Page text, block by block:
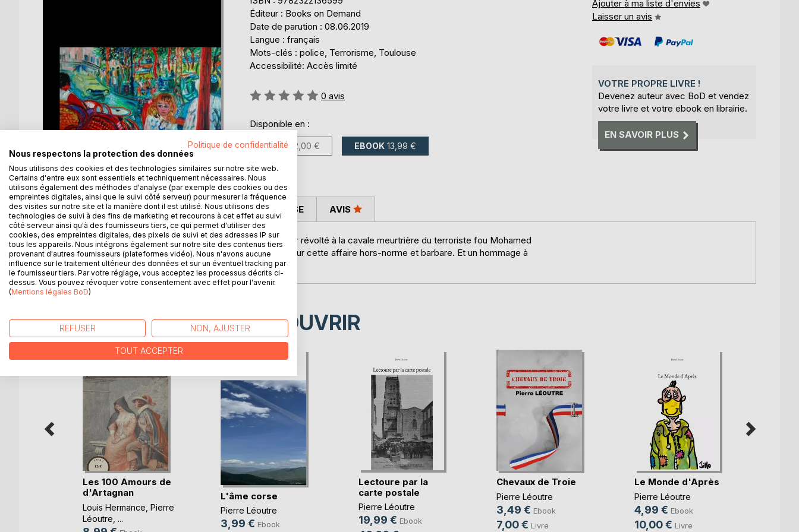
Éditeur : Books on Demand
Date de parution : 08.06.2019
Langue : français
Mots-clés : police, Terrorisme, Toulouse
Accessibilité: Accès limité
Évaluation:
0 avis
Disponible en :
LIVRE 22,00 € EBOOK 13,99 €
Ajouter à ma liste d'envies
Laisser un avis
VOTRE PROPRE LIVRE !
Devenez auteur avec BoD et vendez
votre livre et votre ebook en librairie.
EN SAVOIR PLUS
DESCRIPTION
Le capitaine de police André Ormus assiste en spectateur révolté à la cavale meurtrière du terroriste fou Mohamed
Merah à Toulouse. L'occasion d'un travail documentaire sur cette affaire hors-norme et barbare. Et un hommage à
toutes les victimes.
AUTEUR(S) CRITIQUES PRESSE AVIS
D’AUTRES TITRES À DÉCOUVRIR
Les 100 Amours de
d'Artagnan
Louis Hermance Pierre
Léoutre , ...
L'âme corse
Pierre Léoutre
3,99 € Ebook
Lectoure par la
carte postale
Pierre Léoutre
19,99 € Ebook
Chevaux de Troie
Pierre Léoutre
3,49 € Ebook
7,00 € Livre
Le Monde d'Après
Pierre Léoutre
4,99 € Ebook
10,00 € Livre
Politique de confidentialité
Nous respectons la protection des données
Nous utilisons des cookies et des technologies similaires sur notre site web.
Certains d'entre eux sont essentiels et techniquement nécessaires. Nous
utilisons également des méthodes d'analyse (par exemple des cookies ou des
empreintes digitales, ainsi que le suivi côté serveur) pour mesurer la fréquence
des visites sur notre site et la manière dont il est utilisé. Nous utilisons des
technologies de suivi à des fins de marketing et recourons à cet effet au suivi
côté serveur ainsi qu'à des fournisseurs tiers, ce qui permet d'utiliser des
cookies, des empreintes digitales, des pixels de suivi et des adresses IP sur
tous les appareils. Nous intégrons également sur notre site des contenus tiers
provenant d'autres fournisseurs (plateformes vidéo). Nous n'avons aucune
influence sur le traitement ultérieur des données et sur un éventuel tracking par
le fournisseur tiers. Par votre réglage, vous acceptez les processus décrits ci-
dessus. Vous pouvez révoquer votre consentement avec effet pour l'avenir.
(Mentions légales BoD)
REFUSER NON, AJUSTER
TOUT ACCEPTER